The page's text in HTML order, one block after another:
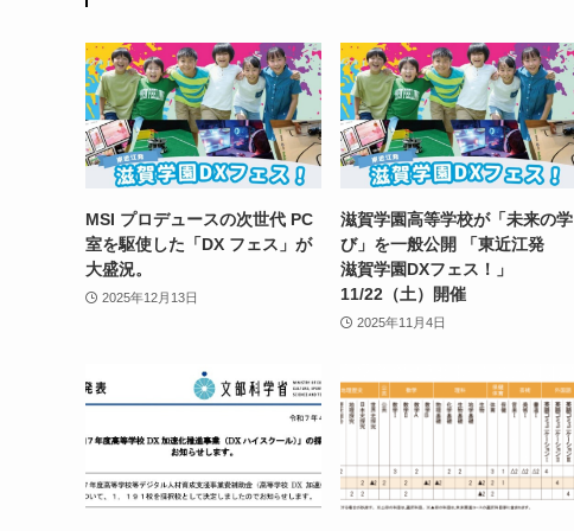
MSI プロデュースの次世代 PC
室を駆使した「DX フェス」が
大盛況。
2025年12月13日
滋賀学園高等学校が「未来の学
び」を一般公開 「東近江発
滋賀学園DXフェス！」
11/22（土）開催
2025年11月4日